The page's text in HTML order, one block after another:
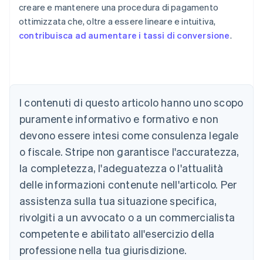
creare e mantenere una procedura di pagamento
ottimizzata che, oltre a essere lineare e intuitiva,
contribuisca ad aumentare i tassi di conversione.
I contenuti di questo articolo hanno uno scopo
puramente informativo e formativo e non
devono essere intesi come consulenza legale
o fiscale. Stripe non garantisce l'accuratezza,
la completezza, l'adeguatezza o l'attualità
delle informazioni contenute nell'articolo. Per
assistenza sulla tua situazione specifica,
rivolgiti a un avvocato o a un commercialista
competente e abilitato all'esercizio della
professione nella tua giurisdizione.
Australia
Austria
DeutschEnglish
Belgio
Brasile
PortuguêsEnglish
Bulgaria
English
Canada
EnglishFrançais
Cina continentale
简体中文English